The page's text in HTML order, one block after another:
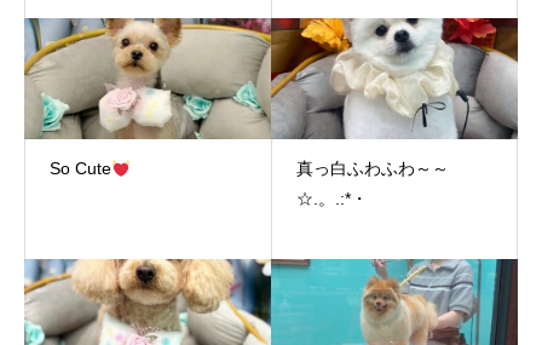
So Cute
真っ白ふわふわ～～
☆.。.:*・